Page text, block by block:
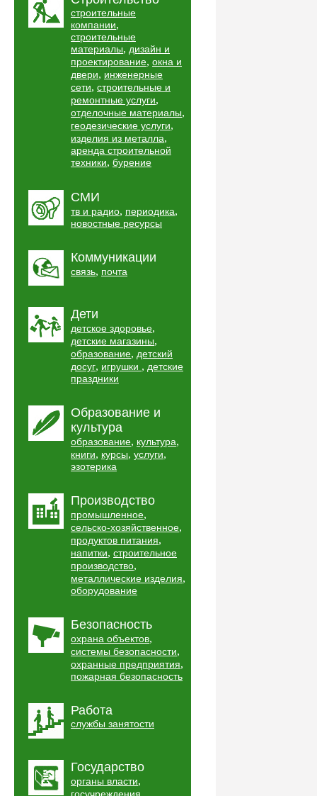
строительные
компании,
строительные
материалы, дизайн и
проектирование, окна и
двери, инженерные
сети, строительные и
ремонтные услуги,
отделочные материалы,
геодезические услуги,
изделия из металла,
аренда строительной
техники, бурение
СМИ
тв и радио, периодика,
новостные ресурсы
Коммуникации
связь, почта
Дети
детское здоровье,
детские магазины,
образование, детский
досуг, игрушки , детские
праздники
Образование и
культура
образование, культура,
книги, курсы, услуги,
эзотерика
Производство
промышленное,
сельско-хозяйственное,
продуктов питания,
напитки, строительное
производство,
металлические изделия,
оборудование
Безопасность
охрана объектов,
системы безопасности,
охранные предприятия,
пожарная безопасность
Работа
службы занятости
Государство
органы власти,